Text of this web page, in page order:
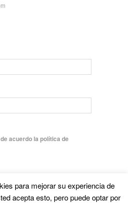
acuerdo la política de
para mejorar su experiencia de
acepta esto, pero puede optar por